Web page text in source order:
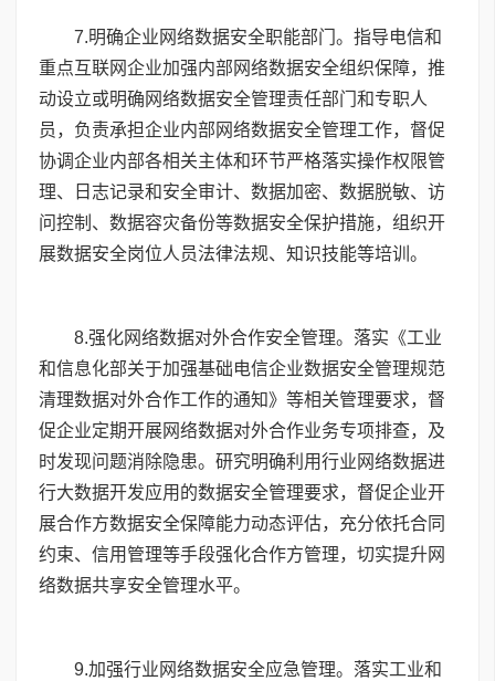
7.明确企业网络数据安全职能部门。指导电信和
重点互联网企业加强内部网络数据安全组织保障，推
动设立或明确网络数据安全管理责任部门和专职人
员，负责承担企业内部网络数据安全管理工作，督促
协调企业内部各相关主体和环节严格落实操作权限管
理、日志记录和安全审计、数据加密、数据脱敏、访
问控制、数据容灾备份等数据安全保护措施，组织开
展数据安全岗位人员法律法规、知识技能等培训。
8.强化网络数据对外合作安全管理。落实《工业
和信息化部关于加强基础电信企业数据安全管理规范
清理数据对外合作工作的通知》等相关管理要求，督
促企业定期开展网络数据对外合作业务专项排查，及
时发现问题消除隐患。研究明确利用行业网络数据进
行大数据开发应用的数据安全管理要求，督促企业开
展合作方数据安全保障能力动态评估，充分依托合同
约束、信用管理等手段强化合作方管理，切实提升网
络数据共享安全管理水平。
9.加强行业网络数据安全应急管理。落实工业和